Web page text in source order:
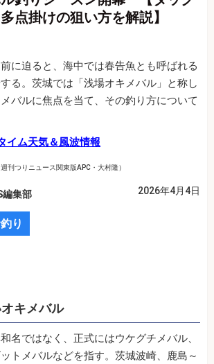
点掛けの狙い方を解説】
に迫ると、海中では春告魚とも呼ばれる
る。茨城では「浅場オキメバル」と称し
バルに焦点を当て、その釣り方について
イム天気＆風波情報
刊つりニュース関東版APC・大村隆）
編集部 2026年4月4日
り
キメバル
名ではなく、正式にはウケグチメバル、
トメバルなどを指す。茨城波崎、鹿島～